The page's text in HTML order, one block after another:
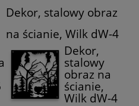
Dekor, stalowy obraz
na ścianie, Wilk dW-4
Dekor,
stalowy
obraz na
ścianie,
Wilk dW-4